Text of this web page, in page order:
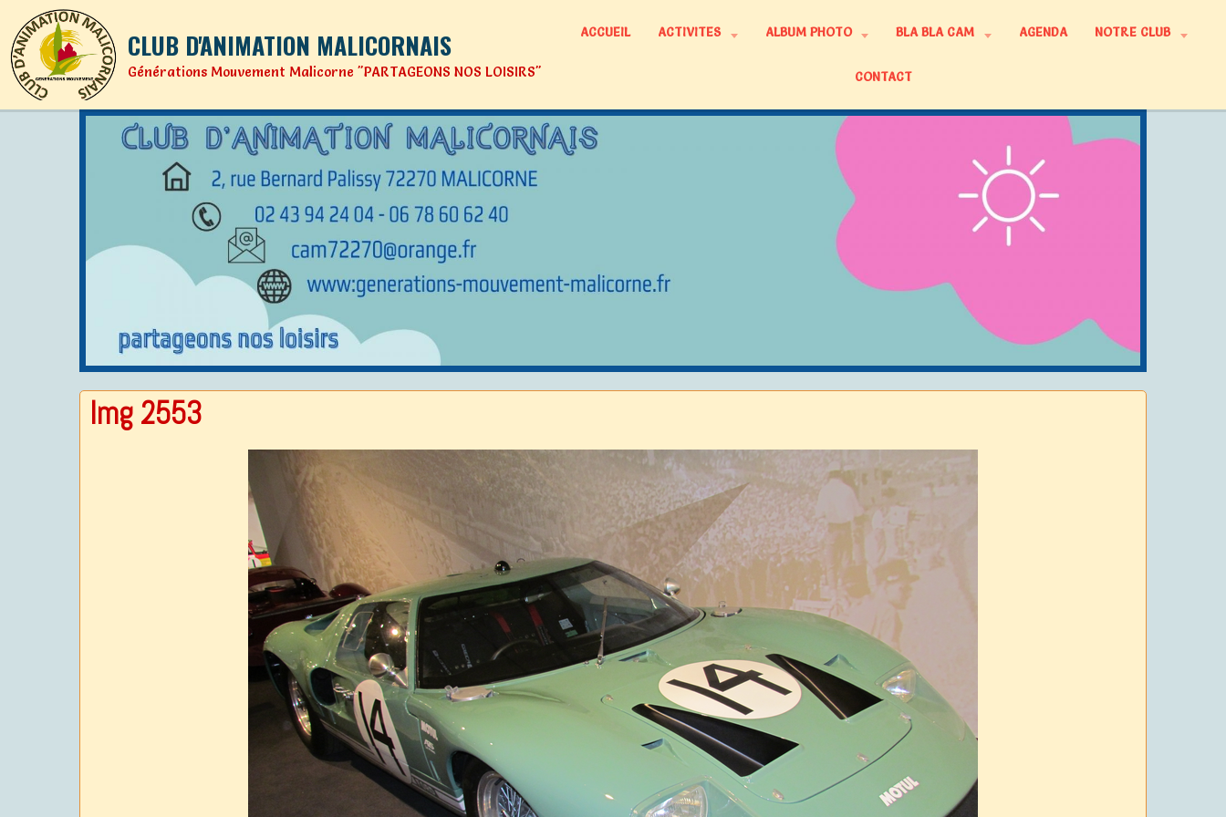
CLUB D'ANIMATION MALICORNAIS
Générations Mouvement Malicorne "PARTAGEONS NOS LOISIRS"
ACCUEIL ACTIVITES ALBUM PHOTO BLA BLA CAM AGENDA NOTRE CLUB
CONTACT
Img 2553